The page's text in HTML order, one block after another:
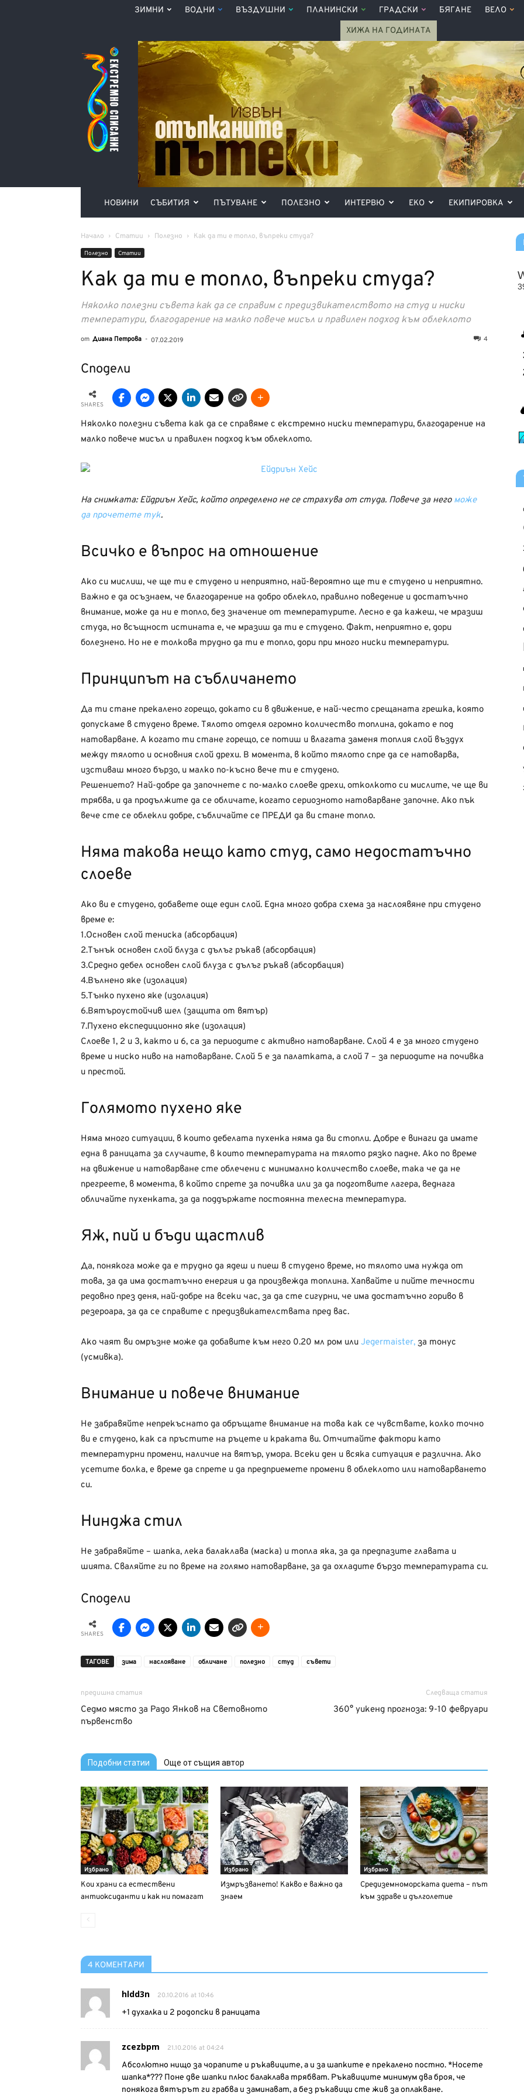
ЗИМНИ ВОДНИ ВЪЗДУШНИ ПЛАНИНСКИ ГРАДСКИ БЯГАНЕ ВЕЛО
ХИЖА НА ГОДИНАТА
Списание
360°
НОВИНИ СЪБИТИЯ ПЪТУВАНЕ ПОЛЕЗНО ИНТЕРВЮ ЕКО ЕКИПИРОВКА
Начало Статии Полезно Как да ти е топло, въпреки студа?
Полезно Статии
Как да ти е топло, въпреки студа?
Няколко полезни съвета как да се справим с предизвикателството на студ и ниски
температури, благодарение на малко повече мисъл и правилен подход към облеклото
от Диана Петрова - 07.02.2019 4
Сподели
SHARES
Няколко полезни съвета как да се справяме с екстремно ниски температури, благодарение на
малко повече мисъл и правилен подход към облеклото.
На снимката: Ейдриън Хейс, който определено не се страхува от студа. Повече за него може
да прочетете тук.
Всичко е въпрос на отношение
Ако си мислиш, че ще ти е студено и неприятно, най-вероятно ще ти е студено и неприятно.
Важно е да осъзнаем, че благодарение на добро облекло, правилно поведение и достатъчно
внимание, може да ни е топло, без значение от температурите. Лесно е да кажеш, че мразиш
студа, но всъщност истината е, че мразиш да ти е студено. Факт, неприятно е, дори
болезнено. Но не е толкова трудно да ти е топло, дори при много ниски температури.
Принципът на събличането
Да ти стане прекалено горещо, докато си в движение, е най-често срещаната грешка, която
допускаме в студено време. Тялото отделя огромно количество топлина, докато е под
натоварване. А когато ти стане горещо, се потиш и влагата заменя топлия слой въздух
между тялото и основния слой дрехи. В момента, в който тялото спре да се натоварва,
изстиваш много бързо, и малко по-късно вече ти е студено.
Решението? Най-добре да започнете с по-малко слоеве дрехи, отколкото си мислите, че ще ви
трябва, и да продължите да се обличате, когато сериозното натоварване започне. Ако пък
вече сте се облекли добре, събличайте се ПРЕДИ да ви стане топло.
Няма такова нещо като студ, само недостатъчно
слоеве
Ако ви е студено, добавете още един слой. Една много добра схема за наслоявяне при студено
време е:
1.Основен слой тениска (абсорбация)
2.Тънък основен слой блуза с дълъг ръкав (абсорбация)
3.Средно дебел основен слой блуза с дълъг ръкав (абсорбация)
4.Вълнено яке (изолация)
5.Тънко пухено яке (изолация)
6.Вятъроустойчив шел (защита от вятър)
7.Пухено експедиционно яке (изолация)
Слоеве 1, 2 и 3, както и 6, са за периодите с активно натоварване. Слой 4 е за много студено
време и ниско ниво на натоварване. Слой 5 е за палатката, а слой 7 – за периодите на почивка
и престой.
Голямото пухено яке
Няма много ситуации, в които дебелата пухенка няма да ви стопли. Добре е винаги да имате
една в раницата за случаите, в които температурата на тялото рязко падне. Ако по време
на движение и натоварване сте облечени с минимално количество слоеве, така че да не
прегреете, в момента, в който спрете за почивка или за да подготвите лагера, веднага
обличайте пухенката, за да поддържате постоянна телесна температура.
Яж, пий и бъди щастлив
Да, понякога може да е трудно да ядеш и пиеш в студено време, но тялото има нужда от
това, за да има достатъчно енергия и да произвежда топлина. Хапвайте и пийте течности
редовно през деня, най-добре на всеки час, за да сте сигурни, че има достатъчно гориво в
резероара, за да се справите с предизвикателствата пред вас.
Ако чаят ви омръзне може да добавите към него 0.20 мл ром или Jegermaister, за тонус
(усмивка).
Внимание и повече внимание
Не забравяйте непрекъснато да обръщате внимание на това как се чувствате, колко точно
ви е студено, как са пръстите на ръцете и краката ви. Отчитайте фактори като
температурни промени, наличие на вятър, умора. Всеки ден и всяка ситуация е различна. Ако
усетите болка, е време да спрете и да предприемете промени в облеклото или натоварването
си.
Нинджа стил
Не забравяйте – шапка, лека балаклава (маска) и топла яка, за да предпазите главата и
шията. Сваляйте ги по време на голямо натоварване, за да охладите бързо температурата си.
Сподели
SHARES
ТАГОВЕ зима наслояване обличане полезно студ съвети
предишна статия
Седмо място за Радо Янков на Световното
първенство
Следваща статия
360° уикенд прогноза: 9-10 февруари
Подобни статии Още от същия автор
Избрано
Кои храни са естествени
антиоксиданти и как ни помагат
Избрано
Измръзването! Какво е важно да
знаем
Избрано
Средиземноморската диета – път
към здраве и дълголетие
4 КОМЕНТАРИ
hldd3n 20.10.2016 at 10:46
+1 духалка и 2 родопски в раницата
zcezbpm 21.10.2016 at 04:24
Абсолютно нищо за чорапите и ръкавиците, а и за шапките е прекалено постно. *Носете
шапка*??? Поне две шапки плюс балаклава трябват. Ръкавиците минимум два броя, че
понякога вятърът ги грабва и заминават, а без ръкавици сте жив за оплакване.